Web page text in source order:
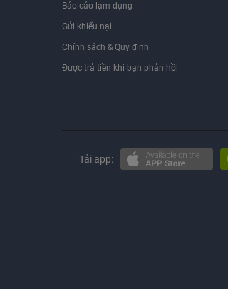
Báo cáo lạm dụng
Gửi khiếu nại
Chính sách & Quy định
Được trả tiền khi bạn phản hồi
Tải app: